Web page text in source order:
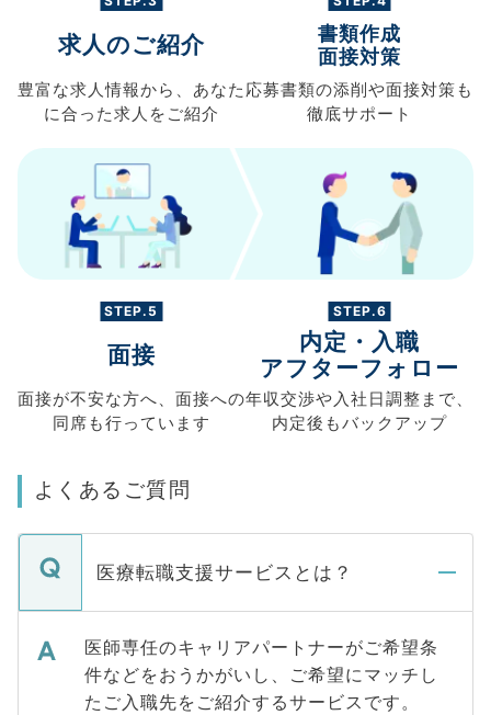
求人のご紹介
豊富な求人情報から、 あなた
に合った求人を ご紹介
書類作成
面接対策
応募書類の添削や面接対策も
徹底サポート
STEP.5
面接
面接が不安な方へ、 面接への
同席も行っています
STEP.6
内定・入職
アフターフォロー
年収交渉や入社日調整まで、
内定後もバックアップ
よくあるご質問
医療転職支援サービスとは？
医師専任のキャリアパートナーがご希望条
件などをおうかがいし、ご希望にマッチし
たご入職先をご紹介するサービスです。